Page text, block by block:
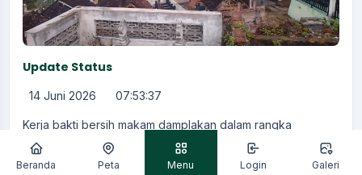
Update Status
14 Juni 2026 07:53:37
Kerja bakti bersih makam damplakan dalam rangka
menyambut THN baru islam
Beranda Peta Menu Login Galeri